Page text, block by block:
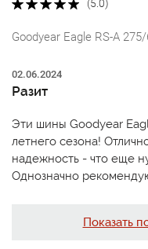
(5.0)
Goodyear Eagle RS-A
02.06.2024
Разит
Эти шины Goodyear
летнего сезона!
надежность - что еще
Однозначно
Показать